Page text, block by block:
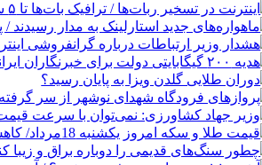
اینترنت در تسخیر ربات‌ها / ترافیک بات‌ها تا ۵ سال آینده هزار برابر انسان‌ها خواهد شد
ماهواره‌های جدید استارلینک به مدار رسیدند / پرتاب ۲۴ ماهواره
هشدار وزیر ارتباطات درباره گرانفروشی
هدیه ۲۰۰ گیگابایتی دولت برای خبرنگاران ایرانسلی
دوران طلایی گلدن ویزا به پایان رسید؟
پروازهای فرودگاه شهدای نوشهر از سر
وزیر جهاد کشاورزی: نمی‌توان با سرعت قیمت
قیمت طلا و سکه امروز یکشنبه 18مرداد/ کاهش همه قیمت ها + جدول
چطور سنگ‌های قدیمی را دوباره براق و زیبا